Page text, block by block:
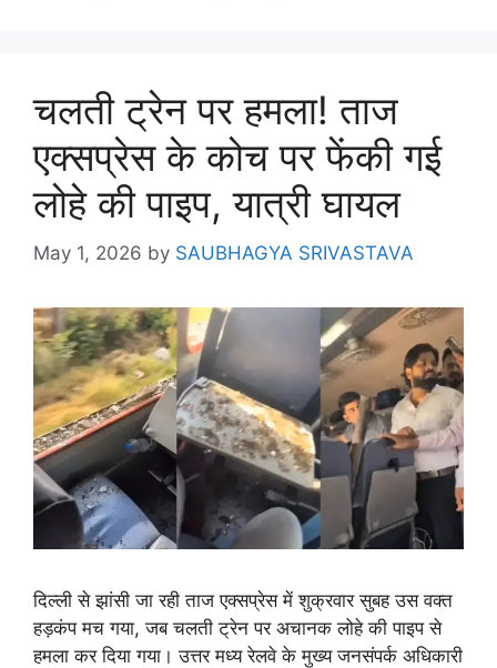
चलती ट्रेन पर हमला! ताज
एक्सप्रेस के कोच पर फेंकी गई
लोहे की पाइप, यात्री घायल
May 1, 2026 by SAUBHAGYA SRIVASTAVA
दिल्ली से झांसी जा रही ताज एक्सप्रेस में शुक्रवार सुबह उस वक्त
हड़कंप मच गया, जब चलती ट्रेन पर अचानक लोहे की पाइप से
हमला कर दिया गया। उत्तर मध्य रेलवे के मुख्य जनसंपर्क अधिकारी